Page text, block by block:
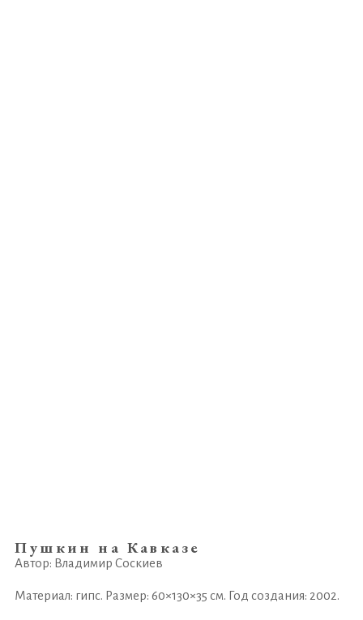
Пушкин на Кавказе
Автор: Владимир Соскиев
Материал: гипс. Размер: 60×130×35 см. Год создания: 2002.